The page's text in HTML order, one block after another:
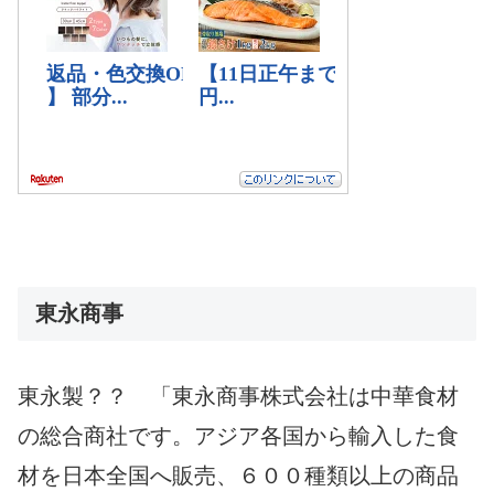
東永商事
東永製？？ 「東永商事株式会社は中華食材
の総合商社です。アジア各国から輸入した食
材を日本全国へ販売、６００種類以上の商品